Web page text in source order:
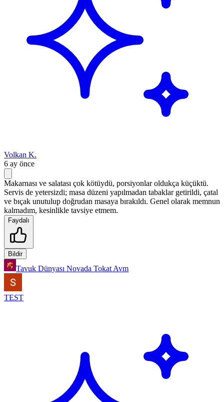
Volkan K.
6 ay önce
Makarnası ve salatası çok kötüydü, porsiyonlar oldukça küçüktü.
Servis de yetersizdi; masa düzeni yapılmadan tabaklar getirildi, çatal
ve bıçak unutulup doğrudan masaya bırakıldı. Genel olarak memnun
kalmadım, kesinlikle tavsiye etmem.
Faydalı
Bildir
Tavuk Dünyası Novada Tokat Avm
TEST